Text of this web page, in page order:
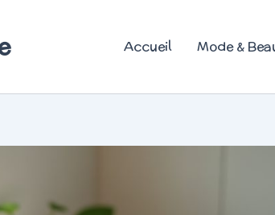
Accueil Mode &